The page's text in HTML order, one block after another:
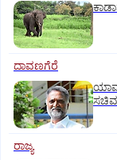
ದಾವಣಗೆರೆ
ಸಚಿವ
ರಾಜ್ಯ